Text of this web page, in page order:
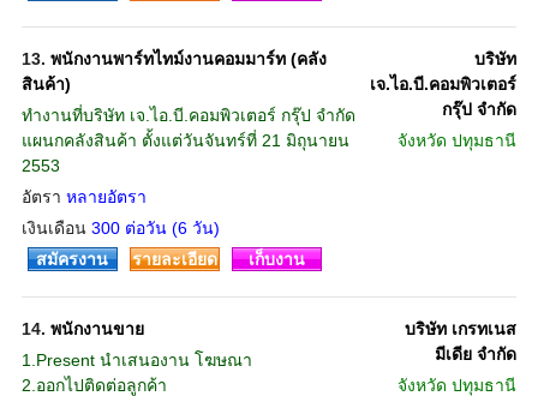
13. พนักงานพาร์ทไทม์งานคอมมาร์ท (คลัง
สินค้า)
ทำงานที่บริษัท เจ.ไอ.บี.คอมพิวเตอร์ กรุ๊ป จำกัด
แผนกคลังสินค้า ตั้งแต่วันจันทร์ที่ 21 มิถุนายน
2553
อัตรา หลายอัตรา
เงินเดือน 300 ต่อวัน (6 วัน)
บริษัท
เจ.ไอ.บี.คอมพิวเตอร์
กรุ๊ป จำกัด
จังหวัด ปทุมธานี
สมัครงาน รายละเอียด เก็บงาน
14. พนักงานขาย
1.Present นำเสนองาน โฆษณา
2.ออกไปติดต่อลูกค้า
บริษัท เกรทเนส
มีเดีย จำกัด
จังหวัด ปทุมธานี